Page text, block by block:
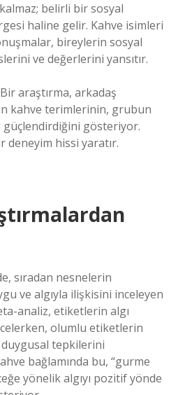
belirli bir sosyal
haline gelir. Kahve isimleri
bireylerin sosyal
ve değerlerini yansıtır.
araştırma, arkadaş
kahve terimlerinin, grubun
güçlendirdiğini gösteriyor.
hissi yaratır.
sıradan nesnelerin
ve algıyla ilişkisini inceleyen
analiz, etiketlerin algı
olumlu etiketlerin
duygusal tepkilerini
bağlamında bu, “gurme
yönelik algıyı pozitif yönde